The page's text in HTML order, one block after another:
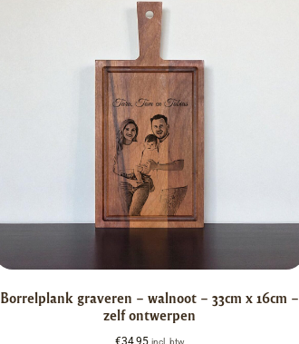
Borrelplank graveren – walnoot – 33cm x 16cm –
zelf ontwerpen